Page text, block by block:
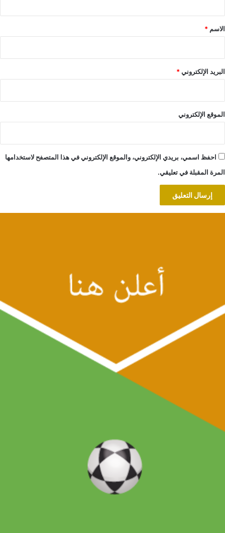
*
الاسم *
البريد الإلكتروني*
الموقع الإلكتروني
احفظ اسمي، بريدي الإلكتروني، والموقع الإلكتروني في هذا المتصفح لاستخدامها
المرة المقبلة في تعليقي.